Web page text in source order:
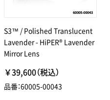
S3™ / Polished Translucent
Lavender - HiPER® Lavender
Mirror Lens
￥39,600（税込）
品番：60005-00043